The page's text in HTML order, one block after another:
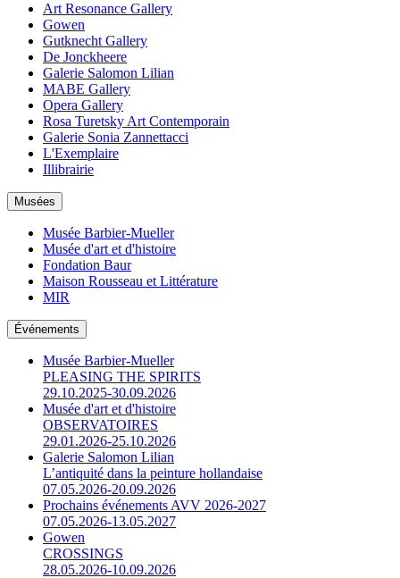
Art Resonance Gallery
Gowen
Gutknecht Gallery
De Jonckheere
Galerie Salomon Lilian
MABE Gallery
Opera Gallery
Rosa Turetsky Art Contemporain
Galerie Sonia Zannettacci
L'Exemplaire
Illibrairie
Musées
Musée Barbier-Mueller
Musée d'art et d'histoire
Fondation Baur
Maison Rousseau et Littérature
MIR
Événements
Musée Barbier-Mueller
PLEASING THE SPIRITS
29.10.2025-30.09.2026
Musée d'art et d'histoire
OBSERVATOIRES
29.01.2026-25.10.2026
Galerie Salomon Lilian
L’antiquité dans la peinture hollandaise
07.05.2026-20.09.2026
Prochains événements AVV 2026-2027
07.05.2026-13.05.2027
Gowen
CROSSINGS
28.05.2026-10.09.2026